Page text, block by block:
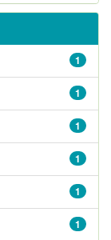
1
1
1
1
1
1